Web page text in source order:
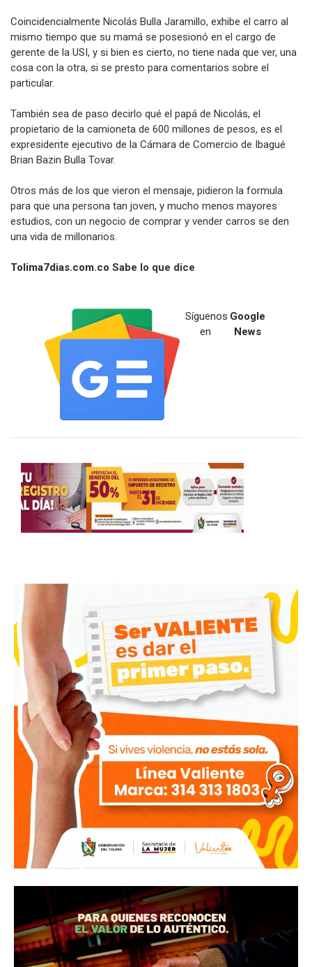
Coincidencialmente Nicolás Bulla Jaramillo, exhibe el carro al
mismo tiempo que su mamá se posesionó en el cargo de
gerente de la USI, y si bien es cierto, no tiene nada que ver, una
cosa con la otra, si se presto para comentarios sobre el
particular.
También sea de paso decirlo qué el papá de Nicolás, el
propietario de la camioneta de 600 millones de pesos, es el
expresidente ejecutivo de la Cámara de Comercio de Ibagué
Brian Bazin Bulla Tovar.
Otros más de los que vieron el mensaje, pidieron la formula
para que una persona tan joven, y mucho menos mayores
estudios, con un negocio de comprar y vender carros se den
una vida de millonarios.
Tolima7dias.com.co Sabe lo que dice
Síguenos
en
Google
News